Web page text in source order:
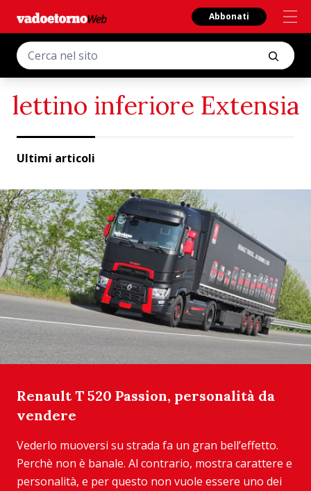
Abbonati
lettino inferiore Extensia
Ultimi articoli
Renault T 520 Passion, personalità da
vendere
Vederlo muoversi su strada fa un gran bell’effetto.
Perchè non è banale. Al contrario, mostra carattere e
personalità, e per questo non vuole essere uno dei